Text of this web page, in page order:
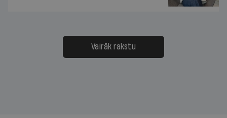
Vairāk rakstu